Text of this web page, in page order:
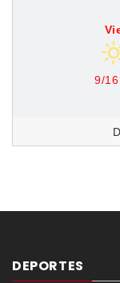
9/
DEPORTES